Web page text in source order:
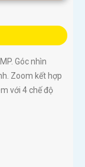
Góc nhìn
Zoom kết hợp
với 4 chế độ